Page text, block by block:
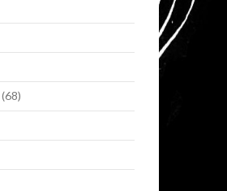
(68)